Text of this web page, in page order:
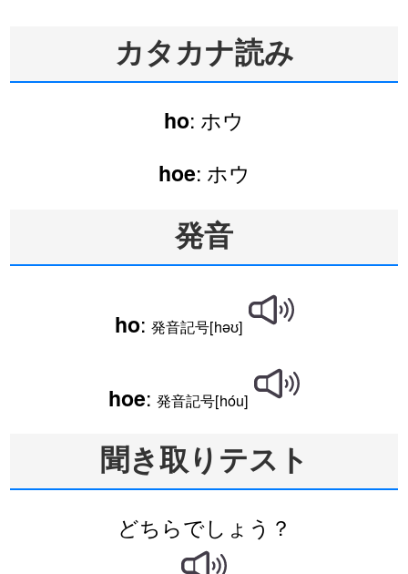
カタカナ読み
ho: ホウ
hoe: ホウ
発音
ho: 発音記号[həʊ]
hoe: 発音記号[hóu]
聞き取りテスト
どちらでしょう？